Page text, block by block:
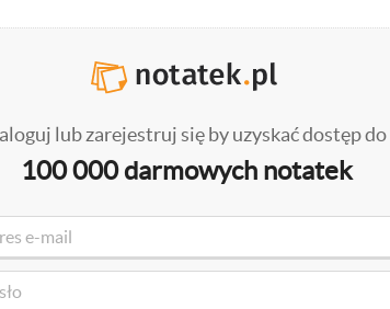
lub zarejestruj się by uzyskać dostęp do
100 000 darmowych notatek